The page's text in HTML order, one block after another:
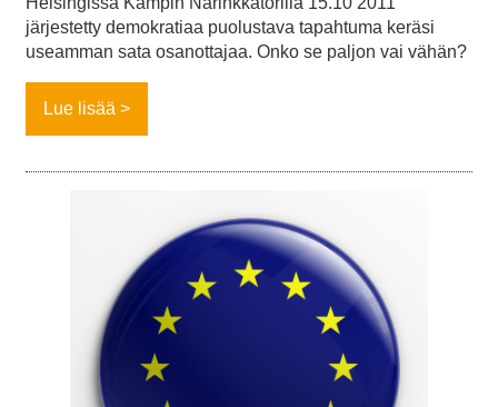
järjestetty demokratiaa puolustava tapahtuma keräsi
useamman sata osanottajaa. Onko se paljon vai vähän?
Lue lisää